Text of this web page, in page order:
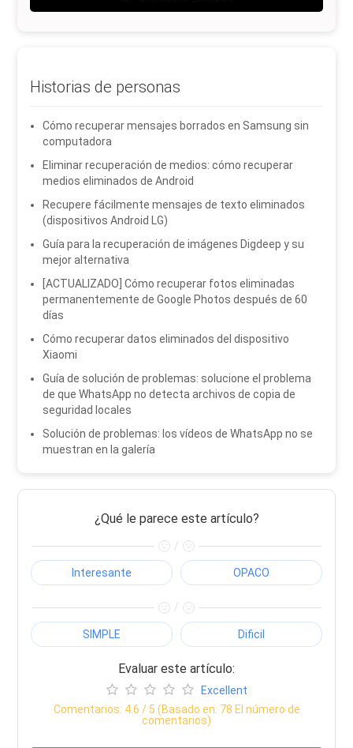
Historias de personas
Cómo recuperar mensajes borrados en Samsung sin
computadora
Eliminar recuperación de medios: cómo recuperar
medios eliminados de Android
Recupere fácilmente mensajes de texto eliminados
(dispositivos Android LG)
Guía para la recuperación de imágenes Digdeep y su
mejor alternativa
[ACTUALIZADO] Cómo recuperar fotos eliminadas
permanentemente de Google Photos después de 60
días
Cómo recuperar datos eliminados del dispositivo
Xiaomi
Guía de solución de problemas: solucione el problema
de que WhatsApp no ​​detecta archivos de copia de
seguridad locales
Solución de problemas: los vídeos de WhatsApp no ​​se
muestran en la galería
¿Qué le parece este artículo?
/
Interesante OPACO
/
SIMPLE Dificil
Evaluar este artículo:
Excellent
Comentarios: 4.6 / 5 (Basado en: 78 El número de
comentarios)